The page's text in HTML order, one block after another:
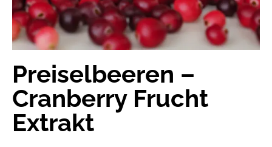
Preiselbeeren –
Cranberry Frucht
Extrakt